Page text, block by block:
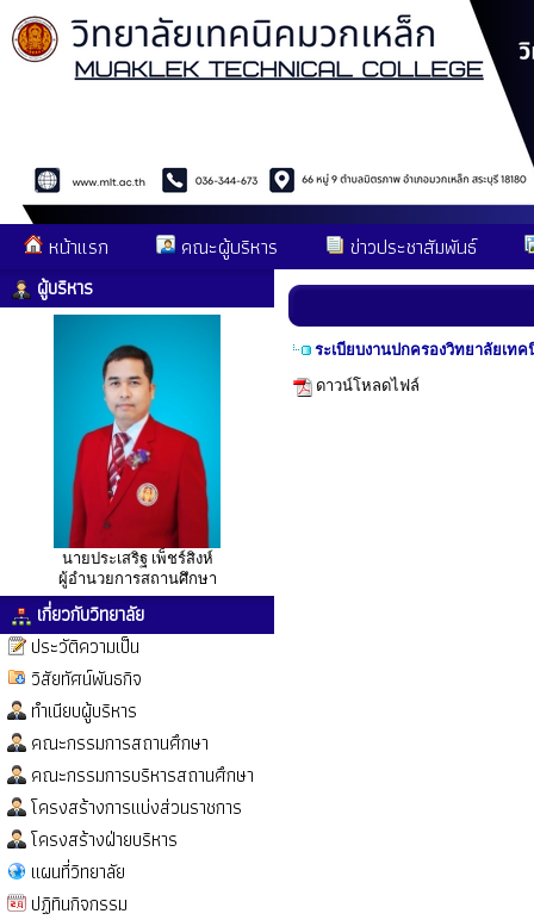
หน้าแรก คณะผู้บริหาร ข่าวประชาสัมพันธ์
ผู้บริหาร
นายประเสริฐ เพ็ชร์สิงห์
ผู้อำนวยการสถานศึกษา
เกี่ยวกับวิทยาลัย
ประวัติความเป็น
วิสัยทัศน์พันธกิจ
ทำเนียบผู้บริหาร
คณะกรรมการสถานศึกษา
คณะกรรมการบริหารสถานศึกษา
โครงสร้างการแบ่งส่วนราชการ
โครงสร้างฝ่ายบริหาร
แผนที่วิทยาลัย
ปฏิทินกิจกรรม
ระเบียบงานปกครองวิทยาลัยเท
ดาวน์โหลดไฟล์